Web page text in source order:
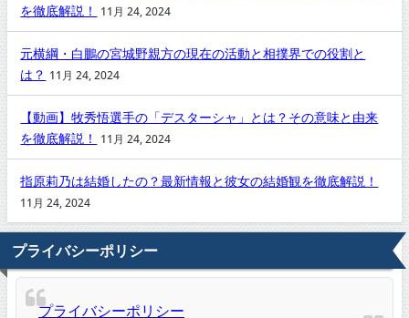
を徹底解説！
11月 24, 2024
元横綱・白鵬の宮城野親方の現在の活動と相撲界での役割と
は？ 11月 24, 2024
【動画】牧秀悟選手の「デスターシャ」とは？その意味と由来
を徹底解説！
11月 24, 2024
指原莉乃は結婚したの？最新情報と彼女の結婚観を徹底解説！
11月 24, 2024
プライバシーポリシー
プライバシーポリシー